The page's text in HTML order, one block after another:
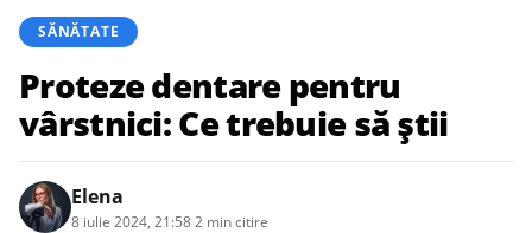
SĂNĂTATE
Proteze dentare pentru
vârstnici: Ce trebuie să știi
Elena
8 iulie 2024, 21:582 min citire